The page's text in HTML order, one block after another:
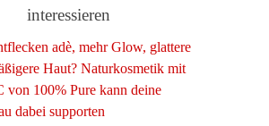
interessieren